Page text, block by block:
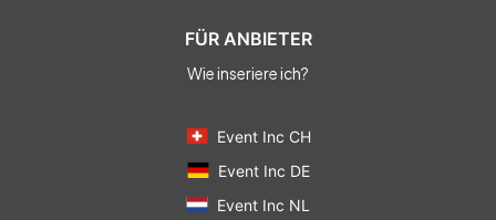
FÜR ANBIETER
Wie inseriere ich?
Event Inc CH
Event Inc DE
Event Inc NL